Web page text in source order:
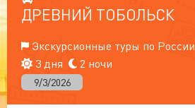
ДРЕВНИЙ ТОБОЛЬСК
Экскурсионные туры по России
3 дня
2 ночи
9/3/2026